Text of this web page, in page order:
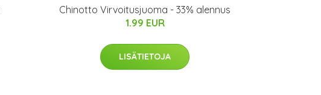
Chinotto Virvoitusjuoma - 33% alennus
1.99 EUR
LISÄTIETOJA